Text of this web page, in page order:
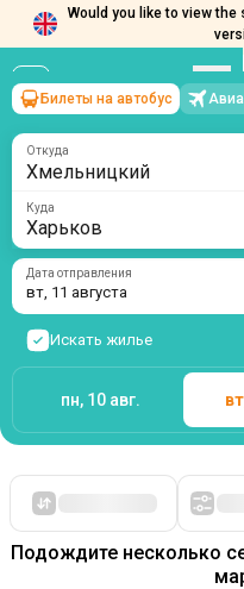
Would you like to view the
Хмельницкий Харьков
Билеты на автобус
Куда
Дата отправления
вт, 11 августа
Искать жилье
Подождите несколько